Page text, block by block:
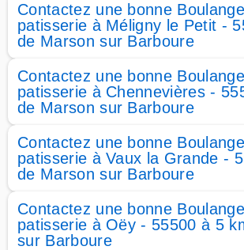
Contactez une bonne
patisserie à Méligny le Petit -
de Marson sur Barboure
Contactez une bonne
patisserie à Chennevières -
de Marson sur Barboure
Contactez une bonne
patisserie à Vaux la Grande -
de Marson sur Barboure
Contactez une bonne
patisserie à Oëy - 55500 à 5
sur Barboure